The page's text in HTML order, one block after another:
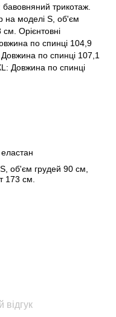
трикотаж.
на моделі S, об'єм
Орієнтовні
по спинці 104,9
по спинці 107,1
Довжина по спинці
об'єм грудей 90 см,
173 см.